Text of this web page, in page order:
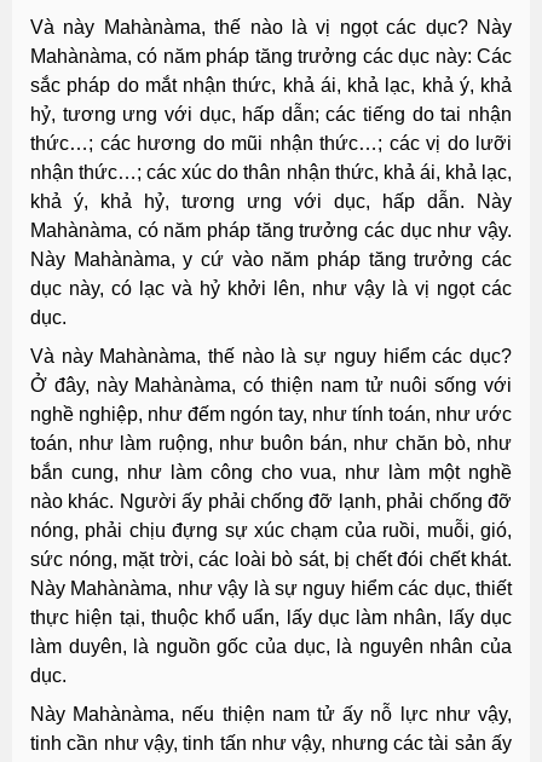
Và này Mahànàma, thế nào là vị ngọt các dục? Này
Mahànàma, có năm pháp tăng trưởng các dục này: Các
sắc pháp do mắt nhận thức, khả ái, khả lạc, khả ý, khả
hỷ, tương ưng với dục, hấp dẫn; các tiếng do tai nhận
thức…; các hương do mũi nhận thức…; các vị do lưỡi
nhận thức…; các xúc do thân nhận thức, khả ái, khả lạc,
khả ý, khả hỷ, tương ưng với dục, hấp dẫn. Này
Mahànàma, có năm pháp tăng trưởng các dục như vậy.
Này Mahànàma, y cứ vào năm pháp tăng trưởng các
dục này, có lạc và hỷ khởi lên, như vậy là vị ngọt các
dục.
Và này Mahànàma, thế nào là sự nguy hiểm các dục?
Ở đây, này Mahànàma, có thiện nam tử nuôi sống với
nghề nghiệp, như đếm ngón tay, như tính toán, như ước
toán, như làm ruộng, như buôn bán, như chăn bò, như
bắn cung, như làm công cho vua, như làm một nghề
nào khác. Người ấy phải chống đỡ lạnh, phải chống đỡ
nóng, phải chịu đựng sự xúc chạm của ruồi, muỗi, gió,
sức nóng, mặt trời, các loài bò sát, bị chết đói chết khát.
Này Mahànàma, như vậy là sự nguy hiểm các dục, thiết
thực hiện tại, thuộc khổ uẩn, lấy dục làm nhân, lấy dục
làm duyên, là nguồn gốc của dục, là nguyên nhân của
dục.
Này Mahànàma, nếu thiện nam tử ấy nỗ lực như vậy,
tinh cần như vậy, tinh tấn như vậy, nhưng các tài sản ấy